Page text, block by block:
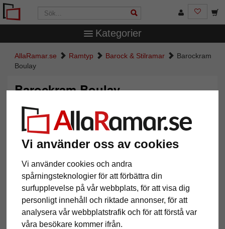
Vi använder oss av cookies
Vi använder cookies och andra
spårningsteknologier för att förbättra din
surfupplevelse på vår webbplats, för att visa dig
personligt innehåll och riktade annonser, för att
analysera vår webbplatstrafik och för att förstå var
våra besökare kommer ifrån.
Kategorier
AllaRamar.se Ramtyp Barock & Stilramar
Barockram
Boulay
Barockram Boulay
Tillbaka